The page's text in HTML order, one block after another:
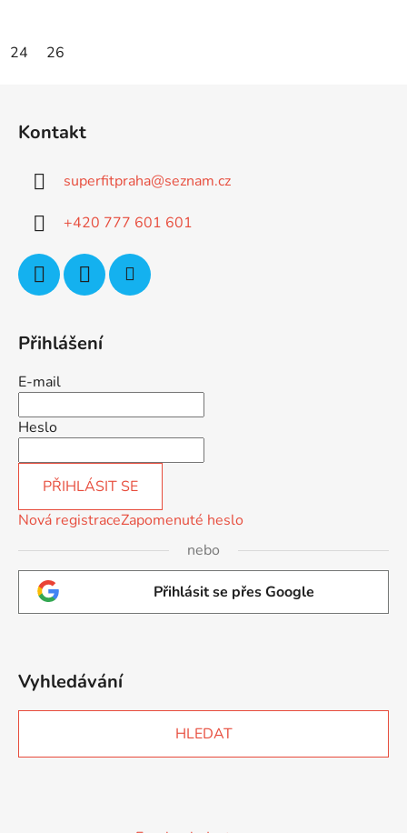
24 26
Kontakt
superfitpraha@seznam.cz
+420 777 601 601
Přihlášení
E-mail
Heslo
PŘIHLÁSIT SE
Nová registraceZapomenuté heslo
nebo
Přihlásit se přes Google
Vyhledávání
HLEDAT